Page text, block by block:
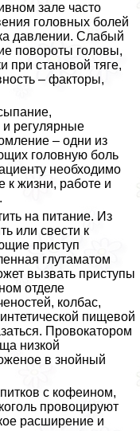
зале часто
головных болей
давлении. Слабый
повороты головы,
при становой тяге,
– факторы,
и регулярные
– одни из
головную боль
необходимо
к жизни, работе и
на питание. Из
или свести к
приступ
глутаматом
вызвать приступы
отделе
колбас,
пищевой
Провокатором
низкой
в знойный
с кофеином,
провоцируют
расширение и